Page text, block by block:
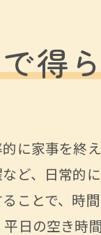
得
に家事を
ど、日常的
ことで、時
日の空き